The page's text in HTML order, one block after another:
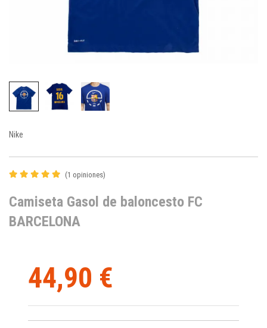
Nike
(1 opiniones)
Camiseta Gasol de baloncesto FC
BARCELONA
44,90 €